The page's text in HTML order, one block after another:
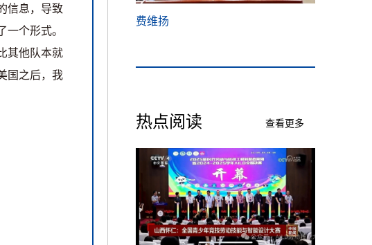
信息，导致
个形式。
其他队本就
国之后，我
功举办，助力教育智能化
费维扬
热点阅读 查看更多